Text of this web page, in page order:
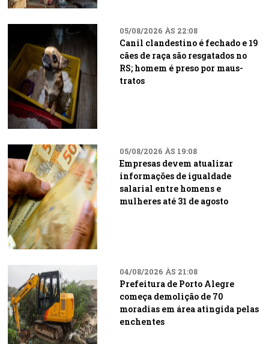
05/08/2026 ÀS 22:08
Canil clandestino é fechado e 19
cães de raça são resgatados no
RS; homem é preso por maus-
tratos
05/08/2026 ÀS 19:08
Empresas devem atualizar
informações de igualdade
salarial entre homens e
mulheres até 31 de agosto
04/08/2026 ÀS 21:08
Prefeitura de Porto Alegre
começa demolição de 70
moradias em área atingida pelas
enchentes